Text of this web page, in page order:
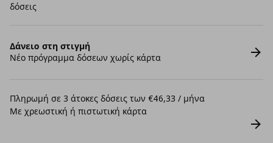
δόσεις
Δάνειο στη στιγμή
Νέο πρόγραμμα δόσεων χωρίς κάρτα
Πληρωμή σε 3 άτοκες δόσεις των €46,33 / μήνα
Με χρεωστική ή πιστωτική κάρτα